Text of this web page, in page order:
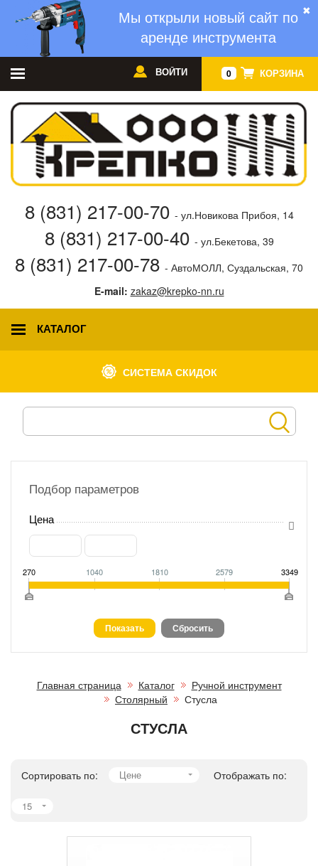
✖
Мы открыли новый сайт по
аренде инструмента
0 КОРЗИНА
ВОЙТИ
8 (831) 217-00-70 - ул.Новикова Прибоя, 14
8 (831) 217-00-40 - ул.Бекетова, 39
8 (831) 217-00-78 - АвтоМОЛЛ, Суздальская, 70
E-mail: zakaz@krepko-nn.ru
КАТАЛОГ
СИСТЕМА СКИДОК
Подбор параметров
Цена
270 1040 1810 2579 3349
Главная страница Каталог
Ручной инструмент
Столярный
Стусла
СТУСЛА
Сортировать по: Цене Отображать по:
15